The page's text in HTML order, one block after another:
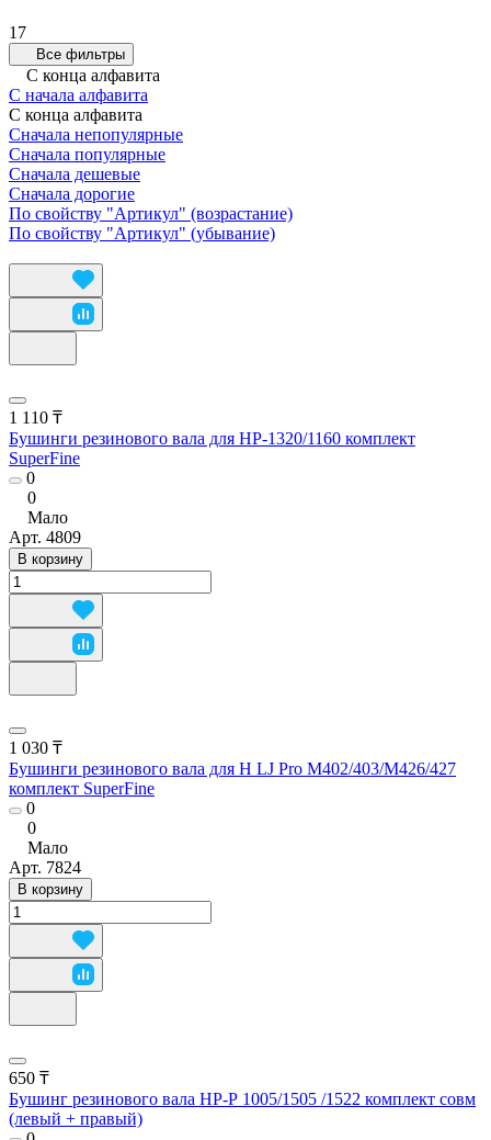
17
Все фильтры
С конца алфавита
С начала алфавита
С конца алфавита
Сначала непопулярные
Сначала популярные
Сначала дешевые
Сначала дорогие
По свойству "Артикул" (возрастание)
По свойству "Артикул" (убывание)
1 110 ₸
Бушинги резинового вала для HP-1320/1160 комплект
SuperFine
0
0
Мало
Арт. 4809
В корзину
1 030 ₸
Бушинги резинового вала для H LJ Pro M402/403/M426/427
комплект SuperFine
0
0
Мало
Арт. 7824
В корзину
650 ₸
Бушинг резинового вала НР-Р 1005/1505 /1522 комплект совм
(левый + правый)